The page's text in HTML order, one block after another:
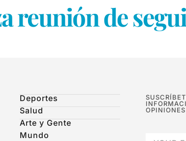
reunión de
Deportes
Salud
Arte y Gente
Mundo